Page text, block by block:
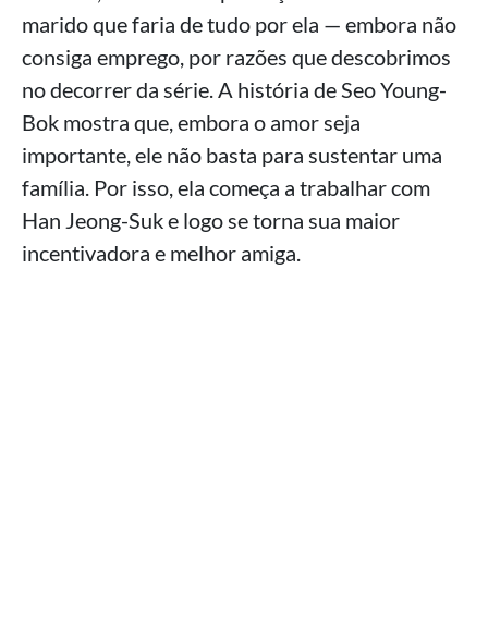
marido que faria de tudo por ela — embora não
consiga emprego, por razões que descobrimos
no decorrer da série. A história de Seo Young-
Bok mostra que, embora o amor seja
importante, ele não basta para sustentar uma
família. Por isso, ela começa a trabalhar com
Han Jeong-Suk e logo se torna sua maior
incentivadora e melhor amiga.